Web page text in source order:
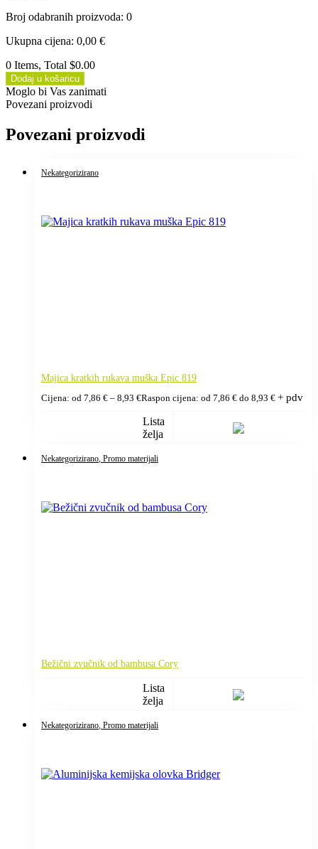
Broj odabranih proizvoda: 0
Ukupna cijena: 0,00 €
0 Items, Total $0.00
Dodaj u košaricu
Moglo bi Vas zanimati
Povezani proizvodi
Povezani proizvodi
Nekategorizirano
Majica kratkih rukava muška Epic 819
Cijena: od 7,86 € – 8,93 €Raspon cijena: od 7,86 € do 8,93 € + pdv
Lista
želja
Nekategorizirano , Promo materijali
Bežični zvučnik od bambusa Cory
Lista
želja
Nekategorizirano , Promo materijali